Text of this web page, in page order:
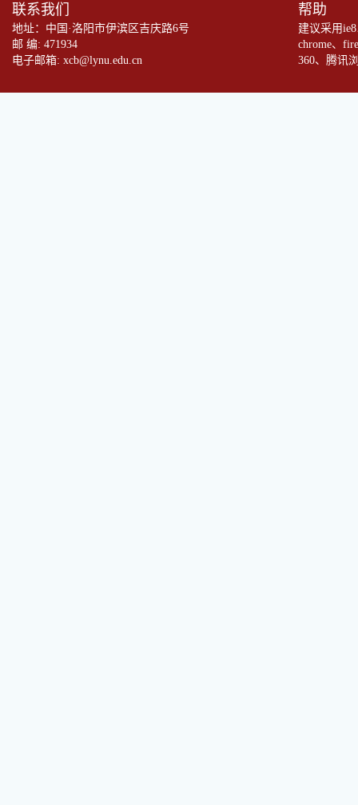
联系我们
地址：中国·洛阳市伊滨区吉庆路6号
邮 编: 471934
电子邮箱: xcb@lynu.edu.cn
帮助
建议采用
chrome、
360、腾讯